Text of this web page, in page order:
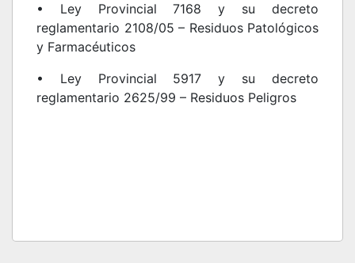
• Ley Provincial 7168 y su decreto
reglamentario 2108/05 – Residuos Patológicos
y Farmacéuticos
• Ley Provincial 5917 y su decreto
reglamentario 2625/99 – Residuos Peligros